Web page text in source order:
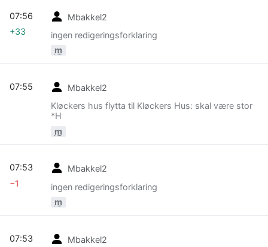
Mbakkel2
ingen redigeringsforklaring
m
07:56
+33
Mbakkel2
Kløckers hus flytta til Kløckers Hus: skal være stor
*H
m
07:55
Mbakkel2
ingen redigeringsforklaring
m
07:53
−1
Mbakkel2
07:53